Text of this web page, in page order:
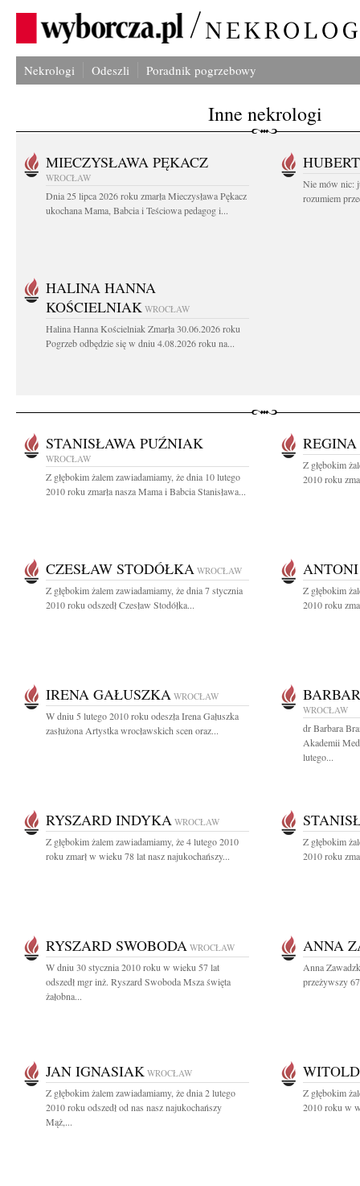
Nekrologi Odeszli Poradnik pogrzebowy
Inne nekrologi
MIECZYSŁAWA PĘKACZ
WROCŁAW
Dnia 25 lipca 2026 roku zmarła Mieczysława Pękacz
ukochana Mama, Babcia i Teściowa pedagog i...
Nie mów nic:
rozumiem
HALINA HANNA
KOŚCIELNIAK WROCŁAW
Halina Hanna Kościelniak Zmarła 30.06.2026 roku
Pogrzeb odbędzie się w dniu 4.08.2026 roku na...
STANISŁAWA PUŹNIAK
WROCŁAW
Z głębokim żalem zawiadamiamy, że dnia 10 lutego
2010 roku zmarła nasza Mama i Babcia Stanisława...
Z głębokim
2010 roku
CZESŁAW STODÓŁKA WROCŁAW
Z głębokim żalem zawiadamiamy, że dnia 7 stycznia
2010 roku odszedł Czesław Stodółka...
Z głębokim
2010 roku
IRENA GAŁUSZKA WROCŁAW
W dniu 5 lutego 2010 roku odeszła Irena Gałuszka
zasłużona Artystka wrocławskich scen oraz...
WROCŁAW
dr Barbara
Akademii
lutego...
RYSZARD INDYKA WROCŁAW
Z głębokim żalem zawiadamiamy, że 4 lutego 2010
roku zmarł w wieku 78 lat nasz najukochańszy...
Z głębokim
2010 roku
RYSZARD SWOBODA WROCŁAW
W dniu 30 stycznia 2010 roku w wieku 57 lat
odszedł mgr inż. Ryszard Swoboda Msza święta
żałobna...
ANNA
Anna
przeżywszy
JAN IGNASIAK WROCŁAW
Z głębokim żalem zawiadamiamy, że dnia 2 lutego
2010 roku odszedł od nas nasz najukochańszy
Mąż,...
Z głębokim
2010 roku w